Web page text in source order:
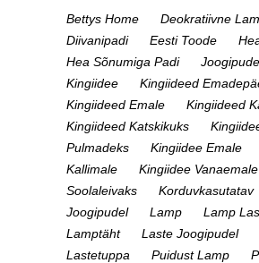
Bettys Home
Deokratiivne
Diivanipadi
Eesti Toode
Hea Sõnumiga Padi
Kingiidee
Kingiideed
Kingiideed Emale
Kingiideed
Kingiideed Katskikuks
Pulmadeks
Kingiidee Emale
Kallimale
Kingiidee Vanaemale
Soolaleivaks
Korduvkasutatav
Joogipudel
Lamp
Lamp
Lamptäht
Laste Joogipudel
Lastetuppa
Puidust Lamp